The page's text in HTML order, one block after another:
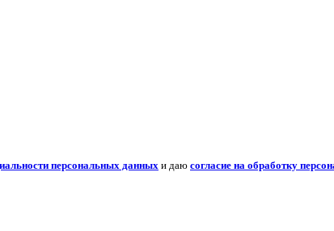
персональных данных и даю согласие на обработку